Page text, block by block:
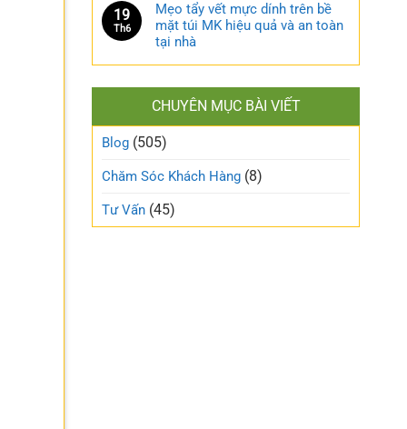
19
Th6
Mẹo tẩy vết mực dính trên bề
mặt túi MK hiệu quả và an toàn
tại nhà
CHUYÊN MỤC BÀI VIẾT
Blog (505)
Chăm Sóc Khách Hàng (8)
Tư Vấn (45)